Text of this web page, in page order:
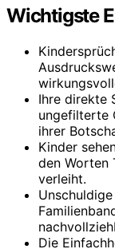
Wichtigste
Ihre direkte
ungefilterte
ihrer
Kinder
den Worten
verleiht.
Die